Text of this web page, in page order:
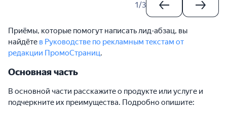
1/3
Приёмы, которые помогут написать лид-абзац, вы
найдёте в Руководстве по рекламным текстам от
редакции ПромоСтраниц.
Основная часть
В основной части расскажите о продукте или услуге и
подчеркните их преимущества. Подробно опишите: